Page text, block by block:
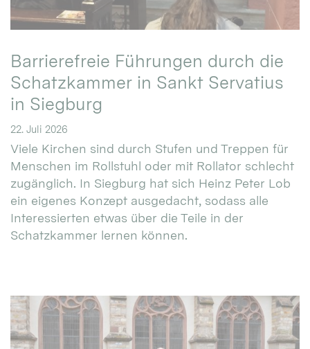
Barrierefreie Führungen durch die
Schatzkammer in Sankt Servatius
in Siegburg
22. Juli 2026
Viele Kirchen sind durch Stufen und Treppen für
Menschen im Rollstuhl oder mit Rollator schlecht
zugänglich. In Siegburg hat sich Heinz Peter Lob
ein eigenes Konzept ausgedacht, sodass alle
Interessierten etwas über die Teile in der
Schatzkammer lernen können.